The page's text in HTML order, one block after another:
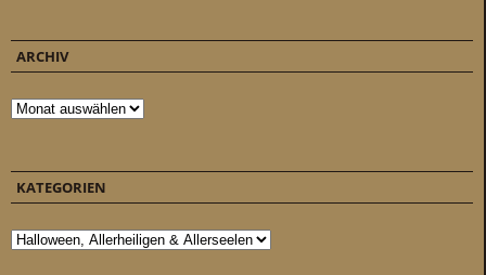
ARCHIV
Archiv
KATEGORIEN
Kategorien